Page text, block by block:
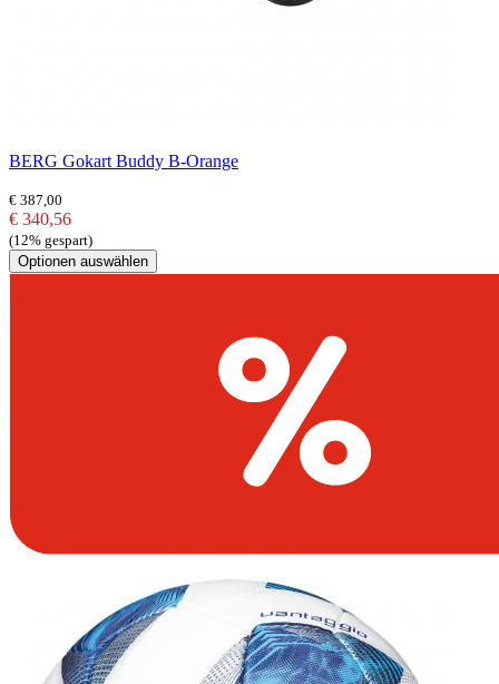
BERG Gokart Buddy B-Orange
€ 387,00
€ 340,56
(12% gespart)